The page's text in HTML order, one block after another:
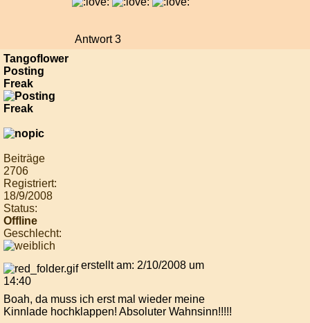
Antwort 3
Tangoflower
Posting
Freak
Beiträge
2706
Registriert:
18/9/2008
Status:
Offline
Geschlecht:
erstellt am: 2/10/2008 um
14:40
Boah, da muss ich erst mal wieder meine
Kinnlade hochklappen! Absoluter Wahnsinn!!!!!